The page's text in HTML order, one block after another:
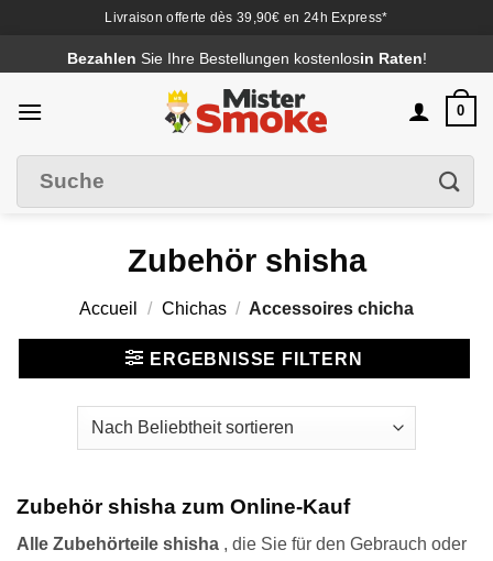
Livraison offerte dès 39,90€ en 24h Express*
au
contenu
Bezahlen Sie Ihre Bestellungen kostenlosin Raten!
0
nach
Zubehör shisha
Accueil / Chichas / Accessoires chicha
ERGEBNISSE FILTERN
Zubehör shisha zum Online-Kauf
Alle Zubehörteile shisha , die Sie für den Gebrauch oder